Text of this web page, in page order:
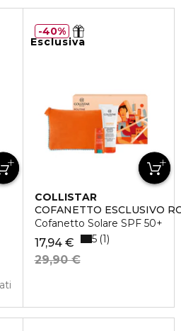
Esclusiva
COLLISTAR
COFANETTO ESCLUSIVO
Cofanetto Solare SPF 50+
17,94 €
29,90 €
5 1
40%